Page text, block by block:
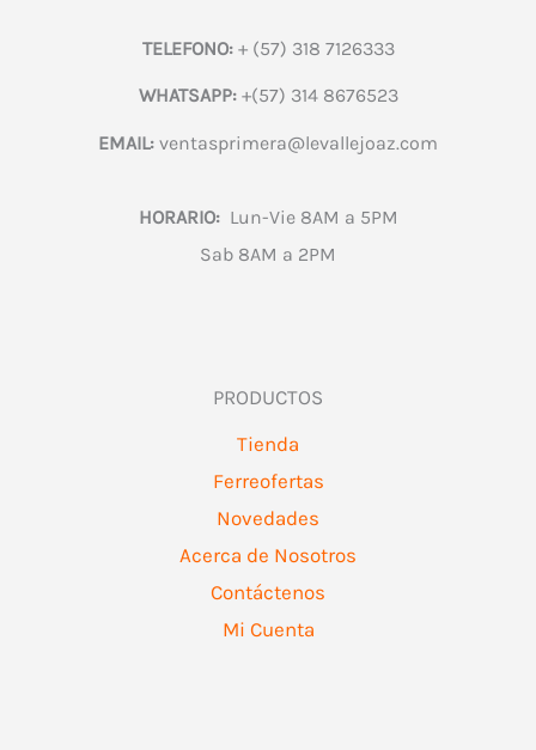
TELEFONO:+ (57) 318 7126333
WHATSAPP:+(57) 314 8676523
EMAIL: ventasprimera@levallejoaz.com
HORARIO:Lun-Vie 8AM a 5PM
Sab 8AM a 2PM
PRODUCTOS
Tienda
Ferreofertas
Novedades
Acerca de Nosotros
Contáctenos
Mi Cuenta